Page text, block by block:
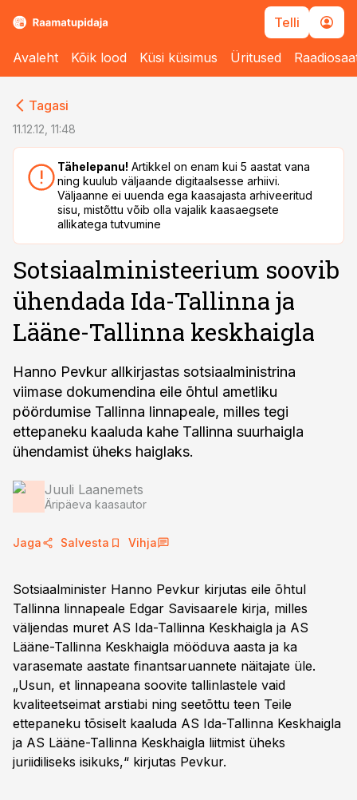
Telli
Avaleht Kõik lood Küsi küsimus Üritused
Tagasi
11.12.12, 11:48
Tähelepanu! Artikkel on enam kui 5 aastat vana
ning kuulub väljaande digitaalsesse arhiivi.
Väljaanne ei uuenda ega kaasajasta arhiveeritud
sisu, mistõttu võib olla vajalik kaasaegsete
allikatega tutvumine
Sotsiaalministeerium soovib
ühendada Ida-Tallinna ja
Lääne-Tallinna keskhaigla
Hanno Pevkur allkirjastas sotsiaalministrina
viimase dokumendina eile õhtul ametliku
pöördumise Tallinna linnapeale, milles tegi
ettepaneku kaaluda kahe Tallinna suurhaigla
ühendamist üheks haiglaks.
Juuli Laanemets
Äripäeva kaasautor
Jaga Salvesta Vihja
Sotsiaalminister Hanno Pevkur kirjutas eile õhtul
Tallinna linnapeale Edgar Savisaarele kirja, milles
väljendas muret AS Ida-Tallinna Keskhaigla ja AS
Lääne-Tallinna Keskhaigla mööduva aasta ja ka
varasemate aastate finantsaruannete näitajate üle.
„Usun, et linnapeana soovite tallinlastele vaid
kvaliteetseimat arstiabi ning seetõttu teen Teile
ettepaneku tõsiselt kaaluda AS Ida-Tallinna Keskhaigla
ja AS Lääne-Tallinna Keskhaigla liitmist üheks
juriidiliseks isikuks,“ kirjutas Pevkur.